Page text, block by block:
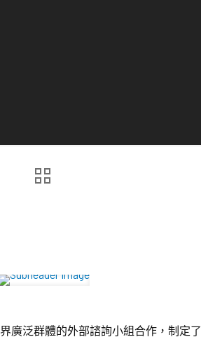
廣泛群體的外部諮詢小組合作，制定